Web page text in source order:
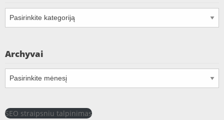
Kategorijos
Archyvai
Archyvai
SEO straipsniu talpinimas